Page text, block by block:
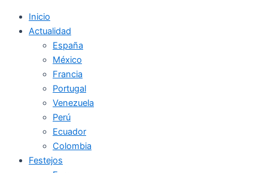
Inicio
Actualidad
España
México
Francia
Portugal
Venezuela
Perú
Ecuador
Colombia
Festejos